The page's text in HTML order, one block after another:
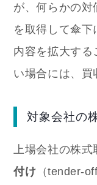
が、何らかの対
を取得して傘下
内容を拡大する
い場合には、買
対象会社の
上場会社の株式
付け （tender-